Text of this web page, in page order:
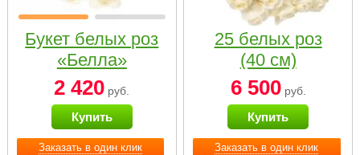
Заказать в один клик
Букет белых роз
«Белла»
2 420 руб.
Купить
Заказать в один клик
25 белых роз
(40 см)
6 500руб.
Купить